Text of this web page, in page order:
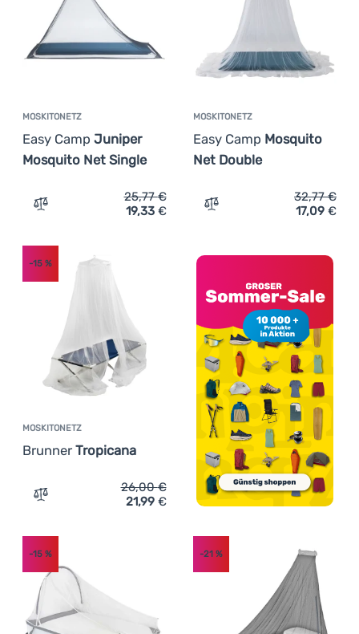
Anmelden /
Registrieren
MOSKITONETZ
Easy Camp Juniper
Mosquito Net Single
Zum Vergleich 'Moskitonetz Easy Camp Juniper
25,77€
19,33 €
MOSKITONETZ
Easy Camp Mosquito
Net Double
Zum Vergleich
32,77€
17,09 €
MOSKITONETZ
Brunner Tropicana
-15 %
Zum Vergleich 'Moskitonetz Brunner Tropicana'
26,00€
21,99 €
-15 % -21 %